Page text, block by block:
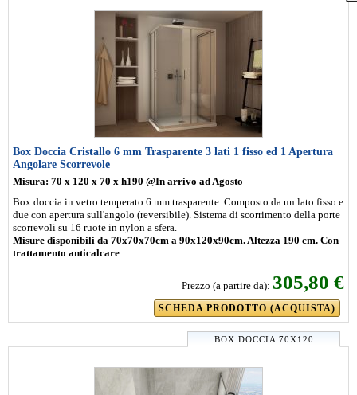
Box Doccia Cristallo 6 mm Trasparente 3 lati 1 fisso ed 1 Apertura
Angolare Scorrevole
Misura: 70 x 120 x 70 x h190 @In arrivo ad Agosto
Box doccia in vetro temperato 6 mm trasparente. Composto da un lato fisso e
due con apertura sull'angolo (reversibile). Sistema di scorrimento della porte
scorrevoli su 16 ruote in nylon a sfera.
Misure disponibili da 70x70x70cm a 90x120x90cm. Altezza 190 cm. Con
trattamento anticalcare
Prezzo (a partire da): 305,80 €
SCHEDA PRODOTTO (ACQUISTA)
BOX DOCCIA 70X120